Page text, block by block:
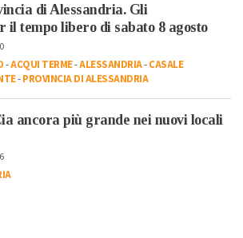
di Alessandria. Gli
il tempo libero di sabato 8 agosto
-ACQUI TERME-ALESSANDRIA-CASALE
-PROVINCIA DI ALESSANDRIA
ancora più grande nei nuovi locali